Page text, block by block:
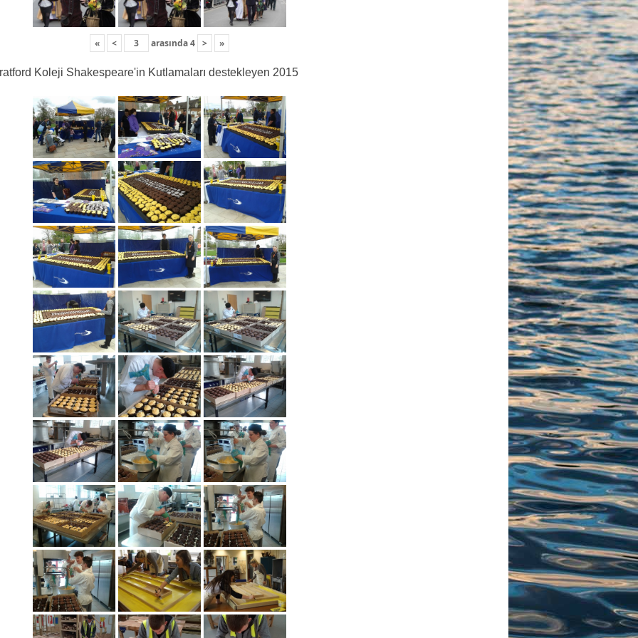
« < arasında4 > »
Koleji Shakespeare'in Kutlamaları destekleyen 2015